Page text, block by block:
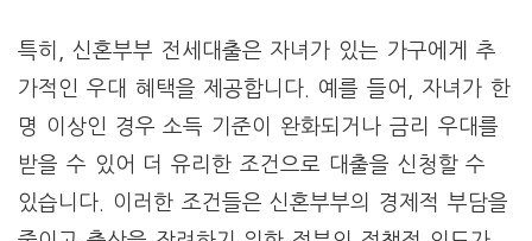
특히, 신혼부부 전세대출은 자녀가 있는 가구에게 추
가적인 우대 혜택을 제공합니다. 예를 들어, 자녀가 한
명 이상인 경우 소득 기준이 완화되거나 금리 우대를
받을 수 있어 더 유리한 조건으로 대출을 신청할 수
있습니다. 이러한 조건들은 신혼부부의 경제적 부담을